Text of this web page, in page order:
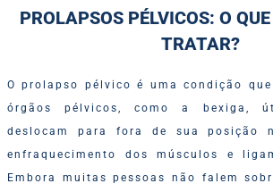
Início
A Clínica
Profissionais
Centros de Tratamento
Blog
PROLAPSOS PÉLVICOS: O
TRATAR?
O prolapso pélvico é uma condição
órgãos pélvicos, como a bexiga,
deslocam para fora de sua posição
enfraquecimento dos músculos e
Embora muitas pessoas não falem